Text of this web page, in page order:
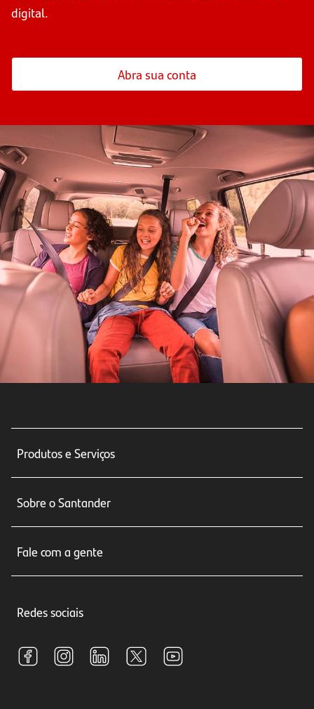
digital.
Abra sua conta
Produtos e Serviços
Seguros
Crédito e Financiamentos
Investimentos
Sobre o Santander
Relações com Investidores
Fale com a gente
Central de Renegociação
S.A.C
Redes sociais